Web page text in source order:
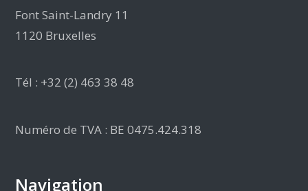
Font Saint-Landry 11
1120 Bruxelles
Tél : +32 (2) 463 38 48
Numéro de TVA : BE 0475.424.318
Navigation